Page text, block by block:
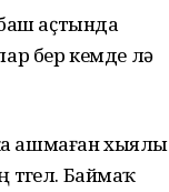
аҫтында
бер кемде лә
ашмаған хыялы
Баймаҡ